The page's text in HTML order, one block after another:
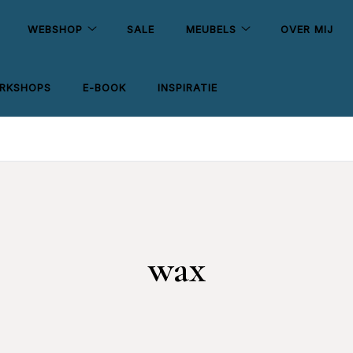
WEBSHOP SALE MEUBELS OVER MIJ
E-BOOK INSPIRATIE
wax